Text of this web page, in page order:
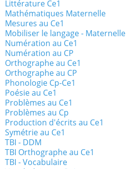
Littérature Ce1
Mathématiques Maternelle
Mesures au Ce1
Mobiliser le langage - Maternelle
Numération au Ce1
Numération au CP
Orthographe au Ce1
Orthographe au CP
Phonologie Cp-Ce1
Poésie au Ce1
Problèmes au Ce1
Problèmes au Cp
Production d'écrits au Ce1
Symétrie au Ce1
TBI - DDM
TBI Orthographe au Ce1
TBI - Vocabulaire